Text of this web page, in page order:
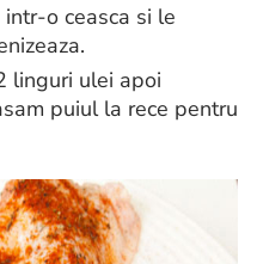
o ceasca si le
linguri ulei apoi
puiul la rece pentru